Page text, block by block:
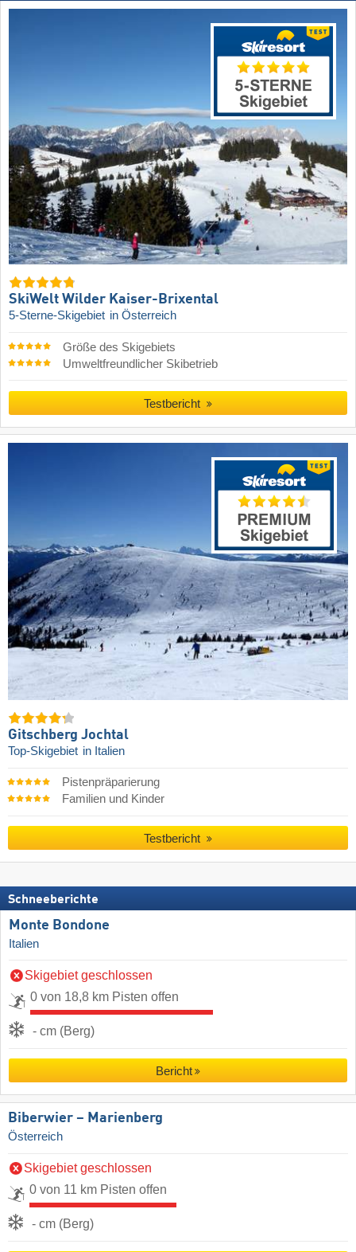
SkiWelt Wilder Kaiser-Brixental
5-Sterne-Skigebiet in Österreich
Größe des Skigebiets
Umweltfreundlicher Skibetrieb
Testbericht
Gitschberg Jochtal
Top-Skigebiet in Italien
Pistenpräparierung
Familien und Kinder
Testbericht
Schneeberichte
Monte Bondone
Italien
Skigebiet geschlossen
0 von 18,8 km Pisten offen
- cm (Berg)
Bericht
Biberwier – Marienberg
Österreich
Skigebiet geschlossen
0 von 11 km Pisten offen
- cm (Berg)